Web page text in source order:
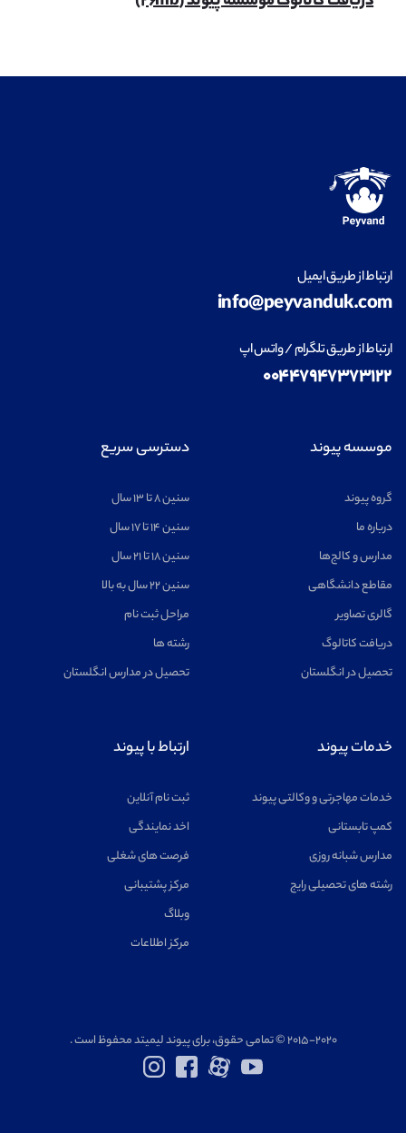
ارتباط از طریق ایمیل
info@peyvanduk.com
ارتباط از طریق تلگرام / واتس اپ
۰۰۴۴۷۹۴۷۳۷۳۱۲۲
موسسه پیوند
گروه پیوند
درباره ما
مدارس و کالج‌ها
مقاطع دانشگاهی
گالری تصاویر
دریافت کاتالوگ
تحصیل در انگلستان
دسترسی سریع
سنین ۸ تا ۱۳ سال
سنین ۱۴ تا ۱۷ سال
سنین ۱۸ تا ۲۱ سال
سنین ۲۲ سال به بالا
مراحل ثبت نام
رشته ها
تحصیل در مدارس انگلستان
خدمات پیوند
خدمات مهاجرتی و وکالتی پیوند
کمپ تابستانی
مدارس شبانه روزی
رشته های تحصیلی رایج
ارتباط با پیوند
ثبت نام آنلاین
اخد نمایندگی
فرصت های شغلی
مرکز پشتیبانی
وبلاگ
مرکز اطلاعات
۲۰۱۵-۲۰۲۰ © تمامی حقوق، برای پیوند لیمیتد محفوظ است .